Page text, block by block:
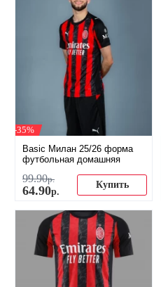
-35%
Basic Милан 25/26 форма
футбольная домашняя
99.90р.
64.90р.
Купить